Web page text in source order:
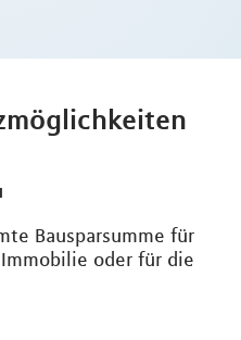
Bausparsumme für
oder für die